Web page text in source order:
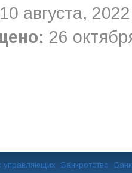
августа,
26
Банкротство